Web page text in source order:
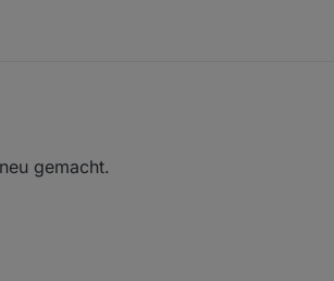
gemacht.